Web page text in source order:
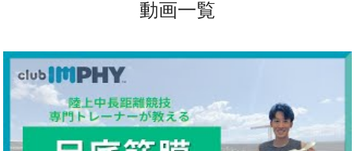
動画一覧